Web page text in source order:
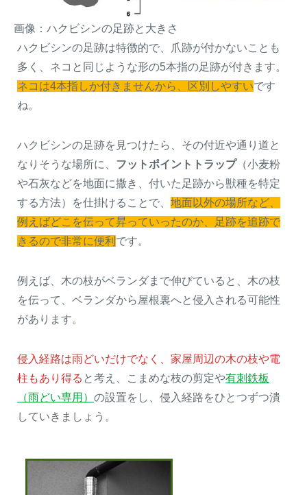
画像：ハクビシンの足跡と大きさ
ハクビシンの足跡は特徴的で、爪跡が付かないことも
多く、ネコと同じような形の5本指の足跡が付きます。
ネコは4本指しか付きませんから、区別しやすいです
ね。
ハクビシンの足跡を見つけたら、その付近や通り道と
なりそうな場所に、 フットポイントトラップ（小麦粉
や石灰などを地面に撒き、付いた足跡から獣種を特定
する方法）を仕掛けることで、 地面以外の場所など、
例えばどこを伝って昇っていったのか、足跡を追跡で
きるので非常に便利 です。
例えば、木の枝がベランダまで伸びていると、木の枝
を伝って、ベランダから屋根裏へと侵入される可能性
があります。
侵入経路は雨どいだけでなく、家屋周辺の木の枝や電
柱もあり得る と考え、こまめな枝の剪定や有刺鉄板
（雨どい専用） の設置をし、侵入経路をひとつずつ潰
していきましょう。